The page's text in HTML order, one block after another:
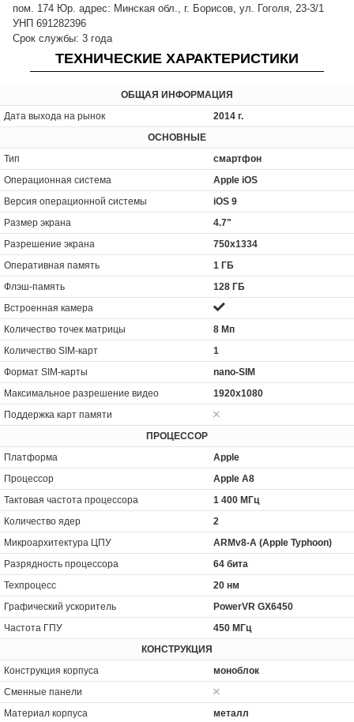
пом. 174 Юр. адрес: Минская обл., г. Борисов, ул. Гоголя, 23-3/1
УНП 691282396
Срок службы: 3 года
ТЕХНИЧЕСКИЕ ХАРАКТЕРИСТИКИ
ОБЩАЯ ИНФОРМАЦИЯ
Дата выхода на рынок
2014 г.
ОСНОВНЫЕ
Тип
смартфон
Операционная система
Apple iOS
Версия операционной системы
iOS 9
Размер экрана
4.7"
Разрешение экрана
750x1334
Оперативная память
1 ГБ
Флэш-память
128 ГБ
Встроенная камера
Количество точек матрицы
8 Мп
Количество SIM-карт
1
Формат SIM-карты
nano-SIM
Максимальное разрешение видео
1920x1080
Поддержка карт памяти
ПРОЦЕССОР
Платформа
Apple
Процессор
Apple A8
Тактовая частота процессора
1 400 МГц
Количество ядер
2
Микроархитектура ЦПУ
ARMv8-A (Apple Typhoon)
Разрядность процессора
64 бита
Техпроцесс
20 нм
Графический ускоритель
PowerVR GX6450
Частота ГПУ
450 МГц
КОНСТРУКЦИЯ
Конструкция корпуса
моноблок
Сменные панели
Материал корпуса
металл